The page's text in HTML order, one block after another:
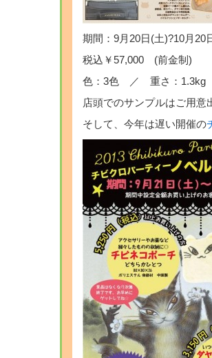
期間：9月20日(土)?10月20
税込￥57,000 (前金制) ≪
色：3色 ／ 重さ：1.3kg
店頭でのサンプルはご用意
そして、今年は遅い開催の